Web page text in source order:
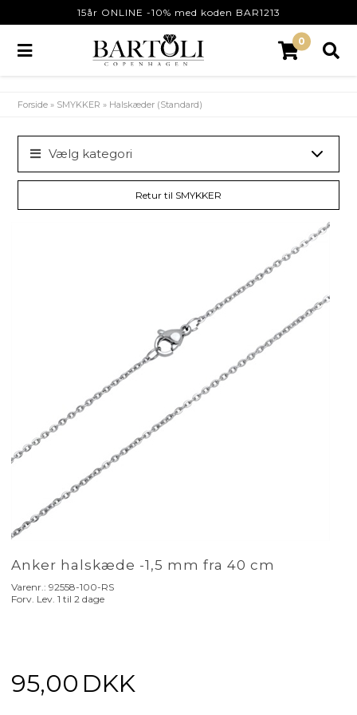
15år ONLINE -10% med koden BAR1213
0
Forside » SMYKKER » Halskæder (Standard)
Vælg kategori
Retur til SMYKKER
Anker halskæde -1,5 mm fra 40 cm
Varenr.:92558-100-RS
Forv. Lev. 1 til 2 dage
95,00 DKK